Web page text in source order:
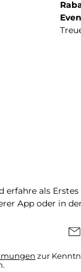
erfahre als
App oder in
zur